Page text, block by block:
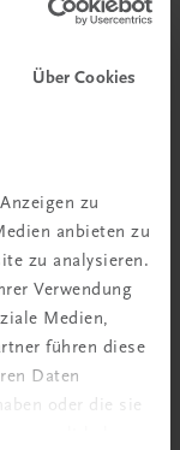
Über Cookies
zu
anbieten zu
zu analysieren.
Verwendung
Medien,
führen diese
Daten
oder die sie